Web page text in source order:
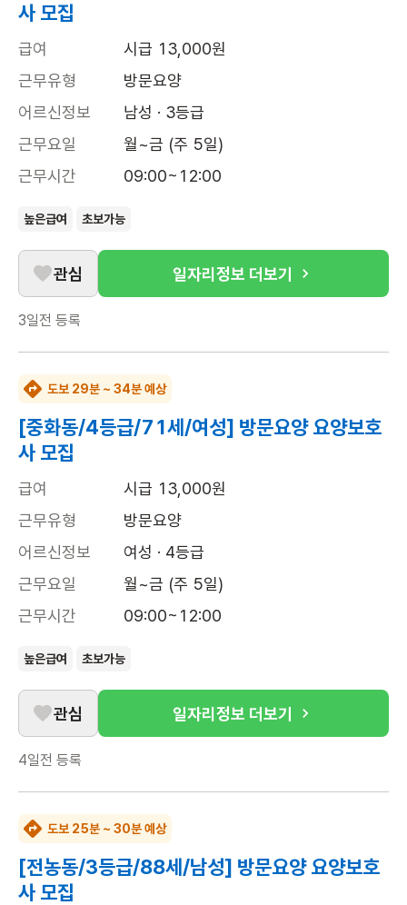
사 모집
급여
시급 13,000원
근무유형
방문요양
어르신정보
남성 · 3등급
근무요일
월~금 (주 5일)
근무시간
09:00~12:00
높은급여 초보가능
관심 일자리정보 더보기
3일전 등록
도보 29분 ~ 34분 예상
[중화동/4등급/71세/여성] 방문요양 요양보호
사 모집
급여
시급 13,000원
근무유형
방문요양
어르신정보
여성 · 4등급
근무요일
월~금 (주 5일)
근무시간
09:00~12:00
높은급여 초보가능
관심 일자리정보 더보기
4일전 등록
도보 25분 ~ 30분 예상
[전농동/3등급/88세/남성] 방문요양 요양보호
사 모집